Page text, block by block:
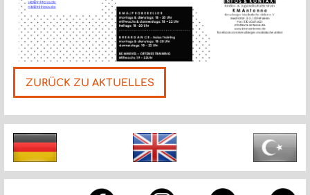
ZURÜCK ZU AKTUELLES
Nächste